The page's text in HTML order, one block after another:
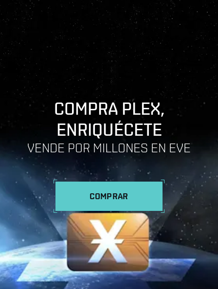
COMPRA PLEX,
ENRIQUÉCETE
VENDE POR MILLONES EN EVE
COMPRAR